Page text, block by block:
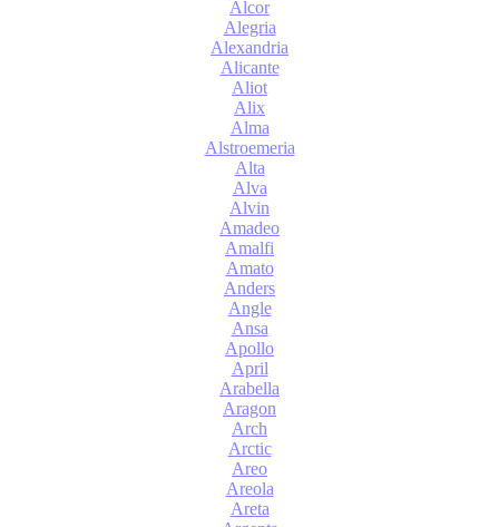
Alcor
Alegria
Alexandria
Alicante
Aliot
Alix
Alma
Alstroemeria
Alta
Alva
Alvin
Amadeo
Amalfi
Amato
Anders
Angle
Ansa
Apollo
April
Arabella
Aragon
Arch
Arctic
Areo
Areola
Areta